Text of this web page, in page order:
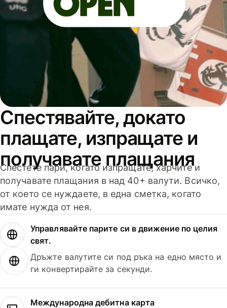
Спестявайте, докато
плащате, изпращате и
получавате плащания
Спестете пари, когато изпращате, харчите и
получавате плащания в над 40+ валути. Всичко,
от което се нуждаете, в една сметка, когато
имате нужда от нея.
Управлявайте парите си в движение по целия
свят.
Дръжте валутите си под ръка на едно място и
ги конвертирайте за секунди.
Международна дебитна карта